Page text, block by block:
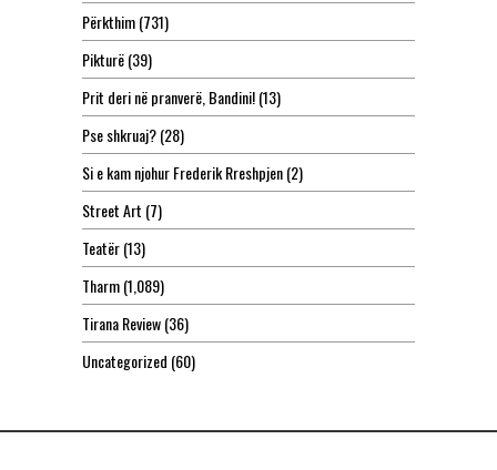
Përkthim(731)
Pikturë(39)
Prit deri në pranverë, Bandini!(13)
Pse shkruaj?(28)
Si e kam njohur Frederik Rreshpjen(2)
Street Art (7)
Teatër(13)
Tharm(1,089)
Tirana Review(36)
Uncategorized (60)